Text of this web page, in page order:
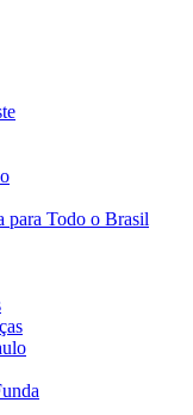
para Todo o Brasil